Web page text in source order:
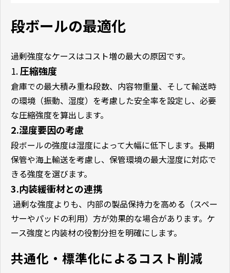
段ボールの最適化
過剰強度なケースはコスト増の最大の原因です。
1.圧縮強度
倉庫での最大積み重ね段数、内容物重量、そして輸送時
の環境（振動、湿度）を考慮した安全率を設定し、必要
な圧縮強度を算出します。
2.湿度要因の考慮
段ボールの強度は湿度によって大幅に低下します。長期
保管や海上輸送を考慮し、保管環境の最大湿度に対応で
きる強度を選びます。
3.内装緩衝材との連携
過剰な強度よりも、内部の製品保持力を高める（スペー
サーやパッドの利用）方が効果的な場合があります。ケ
ース強度と内装材の役割分担を明確にします。
共通化・標準化によるコスト削減